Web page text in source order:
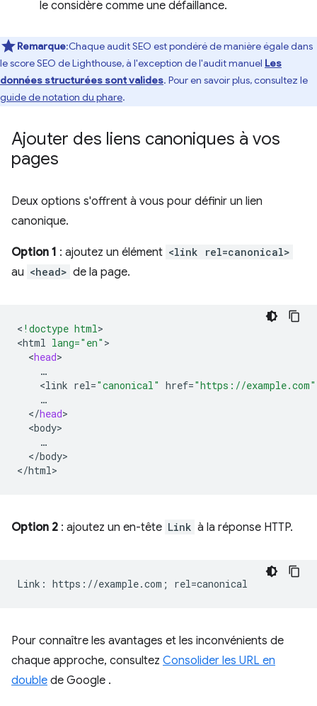
le considère comme une défaillance.
Remarque:Chaque audit SEO est pondéré de manière égale dans
le score SEO de Lighthouse, à l'exception de l'audit manuel Les
données structurées sont valides. Pour en savoir plus, consultez le
guide de notation du phare.
Ajouter des liens canoniques à vos
pages
Deux options s'offrent à vous pour définir un lien
canonique.
Option 1 : ajoutez un élément <link rel=canonical>
au <head> de la page.
< !doctype html>
<html lang="en"
<head
<link rel="canonical" href="https://example.com"
</head
<body
</body>
</html
Option 2 : ajoutez un en-tête Link à la réponse HTTP.
Pour connaître les avantages et les inconvénients de
chaque approche, consultez Consolider les URL en
double de Google .